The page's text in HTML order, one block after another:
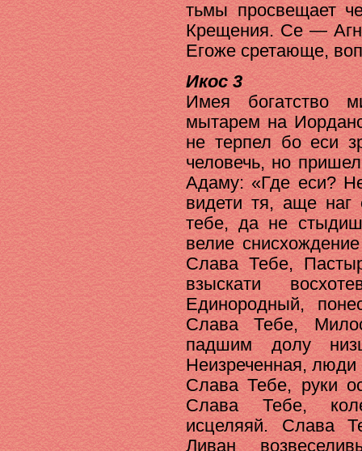
тьмы просвещает
Крещения. Се —
Егоже сретающе,
Икос 3
Имея богатство
мытарем на
не терпел бо еси
человечь, но
Адаму: «Где еси?
видети тя, аще наг
тебе, да не
велие
Слава Тебе,
взыскати
Единородный,
Слава Тебе,
падшим долу
Неизреченная, люди
Слава Тебе, руки
Слава Тебе,
исцеляяй. Слава
Ливан